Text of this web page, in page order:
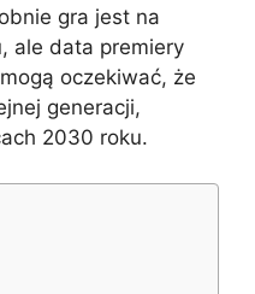
gra jest na
ale data premiery
oczekiwać, że
generacji,
2030 roku.